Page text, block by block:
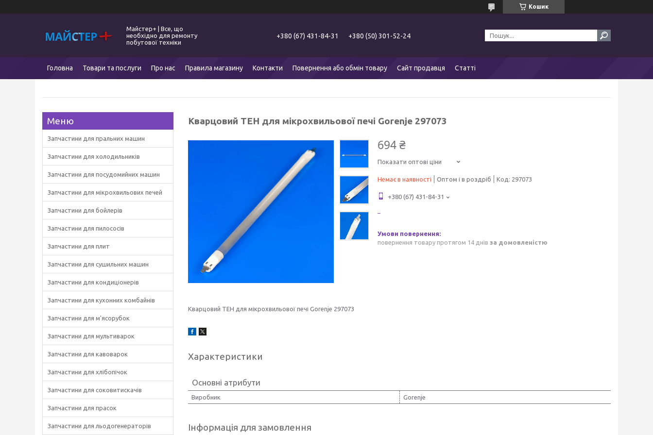
Кошик
Майстер+ | Все, що
необхідно для ремонту
побутової техніки
+380 (67) 431-84-31 +380 (50) 301-52-24
Головна Товари та послуги Про нас Правила магазину Контакти Повернення або обмін товару Сайт продавця Статті
Кварцовий ТЕН для мікрохвильової печі Gorenje 297073
694 ₴
Показати оптові ціни
Немає в наявності Оптом і в роздріб Код: 297073
+380 (67) 431-84-31
повернення товару протягом 14 днів за домовленістю
Кварцовий ТЕН для мікрохвильової печі Gorenje 297073
Характеристики
Основні атрибути
Виробник Gorenje
Інформація для замовлення
Запчастини для пральних машин
Запчастини для холодильників
Запчастини для посудомийних машин
Запчастини для мікрохвильових печей
Запчастини для бойлерів
Запчастини для пилососів
Запчастини для плит
Запчастини для сушильних машин
Запчастини для кондиціонерів
Запчастини для кухонних комбайнів
Запчастини для м'ясорубок
Запчастини для мультиварок
Запчастини для кавоварок
Запчастини для хлібопічок
Запчастини для соковитискачів
Запчастини для прасок
Запчастини для льодогенераторів